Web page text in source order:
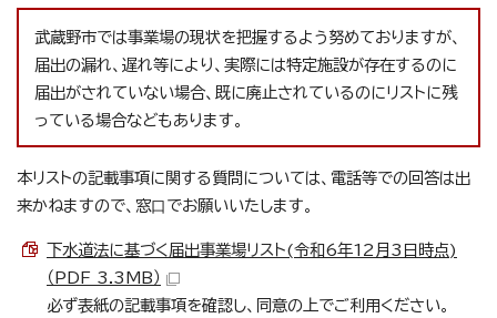
武蔵野市では事業場の現状を把握するよう努めておりますが、
届出の漏れ、遅れ等により、実際には特定施設が存在するのに
届出がされていない場合、既に廃止されているのにリストに残
っている場合などもあります。
本リストの記載事項に関する質問については、電話等での回答は出
来かねますので、窓⼝でお願いいたします。
下水道法に基づく届出事業場リスト(令和6年12月3日時点)
（PDF 3.3MB）
必ず表紙の記載事項を確認し、同意の上でご利用ください。